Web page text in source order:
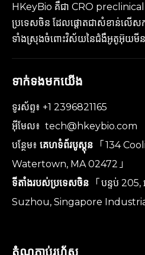
HKeyBio គឺជា CRO preclinical
ប្រទេសចិន ដែលផ្តោតជាសំខាន់លើ
ទាំងស្រុងចំពោះវិស័យនៃជំងឺអូតូអ៊ុយមី
ទាក់ទងមកយើង
ទូរស័ព្ទ៖ +1 2396821165
អ៊ីមែល៖ tech@hkeybio.com
បន្ថែម៖ គេហទំព័របូស្តុន
「134
Watertown, MA 02472」
ទីតាំងរបស់ប្រទេសចិន
「បន្ទប់
Suzhou, Singapore
តំណភ្ជាប់រហ័ស